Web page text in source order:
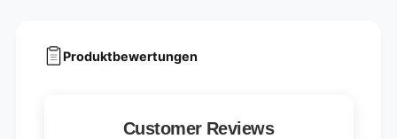
Produktbewertungen
Customer Reviews